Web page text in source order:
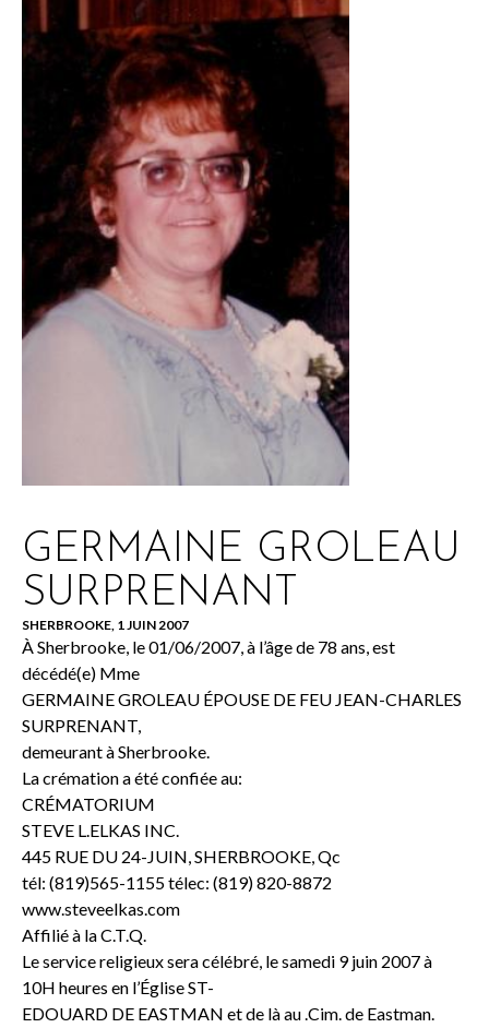
GERMAINE GROLEAU
SURPRENANT
SHERBROOKE, 1 JUIN 2007
À Sherbrooke, le 01/06/2007, à l’âge de 78 ans, est
décédé(e) Mme
GERMAINE GROLEAU ÉPOUSE DE FEU JEAN-CHARLES
SURPRENANT,
demeurant à Sherbrooke.
La crémation a été confiée au:
CRÉMATORIUM
STEVE L.ELKAS INC.
445 RUE DU 24-JUIN, SHERBROOKE, Qc
tél: (819)565-1155 télec: (819) 820-8872
www.steveelkas.com
Affilié à la C.T.Q.
Le service religieux sera célébré, le samedi 9 juin 2007 à
10H heures en l’Église ST-
EDOUARD DE EASTMAN et de là au .Cim. de Eastman.